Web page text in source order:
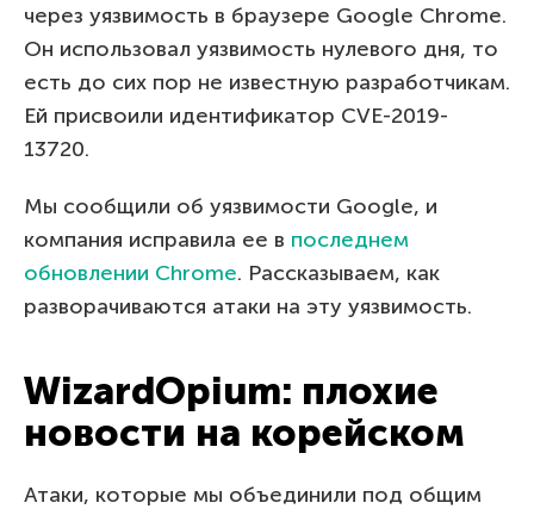
через уязвимость в браузере Google Chrome.
Он использовал уязвимость нулевого дня, то
есть до сих пор не известную разработчикам.
Ей присвоили идентификатор CVE-2019-
13720.
Мы сообщили об уязвимости Google, и
компания исправила ее в последнем
обновлении Chrome. Рассказываем, как
разворачиваются атаки на эту уязвимость.
WizardOpium: плохие
новости на корейском
Атаки, которые мы объединили под общим